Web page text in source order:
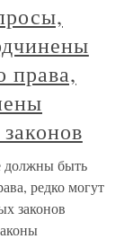
права,
быть
редко могут
законов